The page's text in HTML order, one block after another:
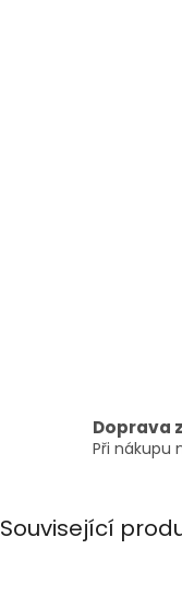
Doprava
Při nákupu
Související